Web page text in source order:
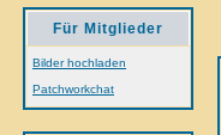
Für Mitglieder
Bilder hochladen
Patchworkchat